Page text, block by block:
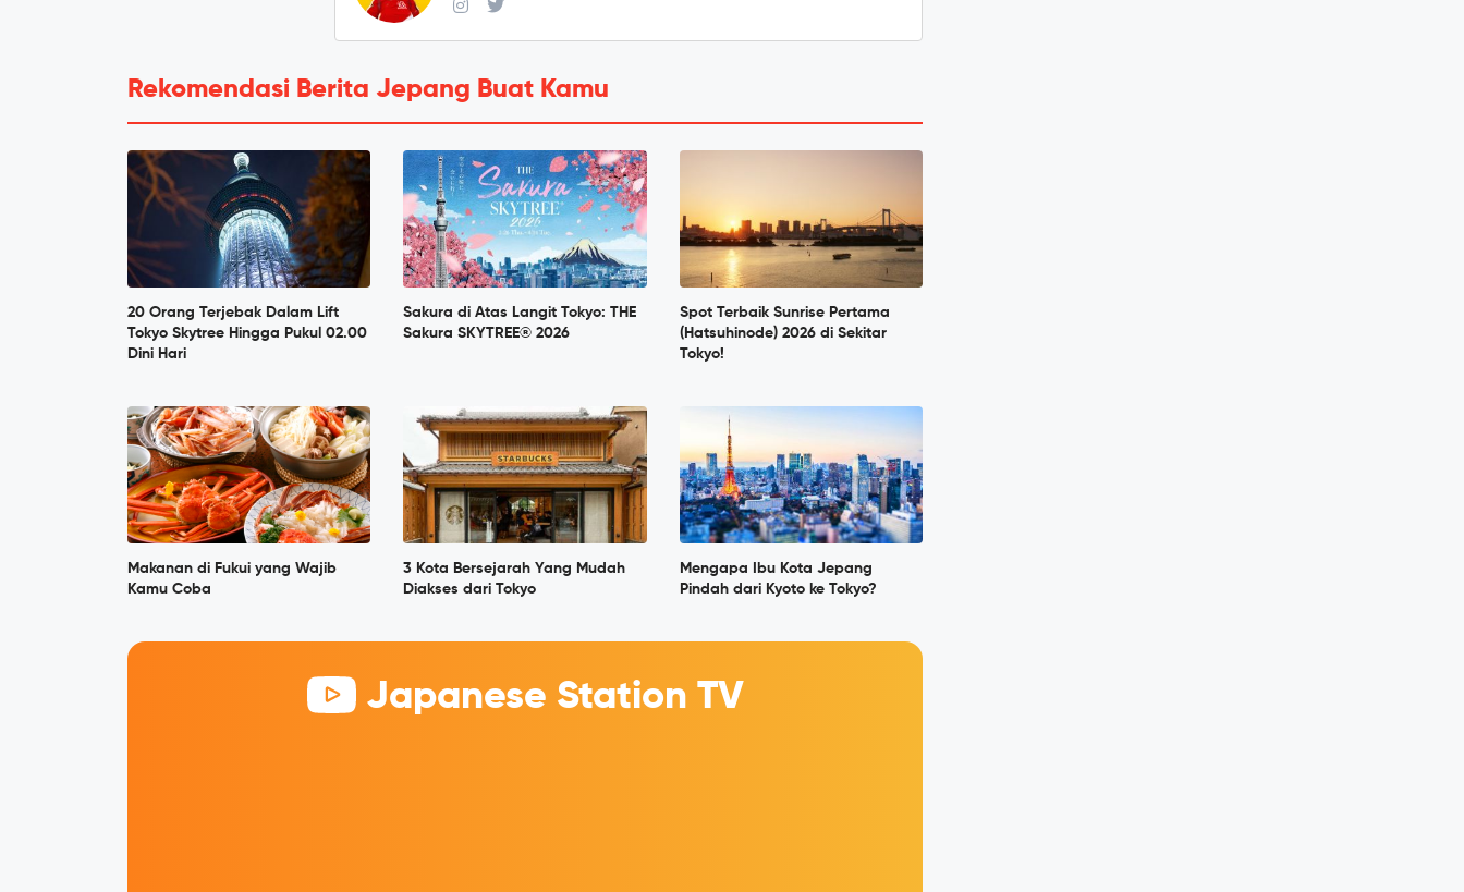
Rekomendasi Berita Jepang Buat Kamu
20 Orang Terjebak Dalam Lift
Tokyo Skytree Hingga Pukul 02.00
Dini Hari
Sakura di Atas Langit Tokyo: THE
Sakura SKYTREE® 2026
Spot Terbaik Sunrise Pertama
(Hatsuhinode) 2026 di Sekitar
Tokyo!
Makanan di Fukui yang Wajib
Kamu Coba
3 Kota Bersejarah Yang Mudah
Diakses dari Tokyo
Mengapa Ibu Kota Jepang
Pindah dari Kyoto ke Tokyo?
Japanese Station TV